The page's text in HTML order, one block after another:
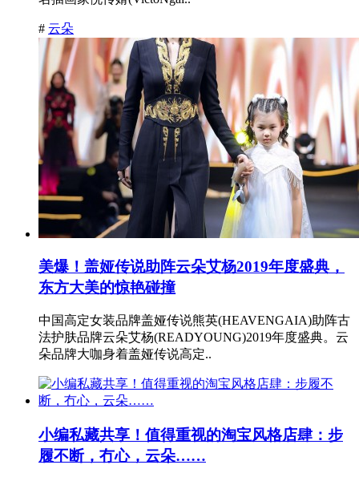
# 云朵
美爆！盖娅传说助阵云朵艾杨2019年度盛典，
东方大美的惊艳碰撞
中国高定女装品牌盖娅传说熊英(HEAVENGAIA)助阵古
法护肤品牌云朵艾杨(READYOUNG)2019年度盛典。云
朵品牌大咖身着盖娅传说高定..
小编私藏共享！值得重视的淘宝风格店肆：步
履不断，冇心，云朵……